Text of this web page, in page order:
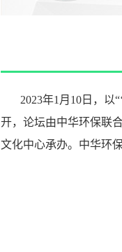
2023年1月10日，以
开，论坛由中华环保联
文化中心承办。中华环